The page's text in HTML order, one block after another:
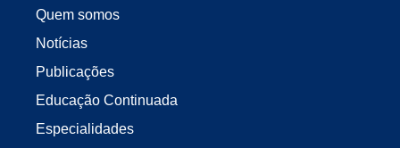
Quem somos
Notícias
Publicações
Educação Continuada
Especialidades